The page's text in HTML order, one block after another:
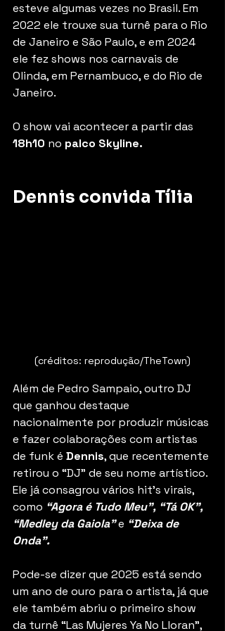
esteve algumas vezes no Brasil. Em
2022 ele trouxe sua turnê para o Rio
de Janeiro e São Paulo, e em 2024
ele fez shows nos carnavais de
Olinda, em Pernambuco, e do Rio de
Janeiro.
O show vai acontecer a partir das
18h10 no palco Skyline.
Dennis convida Tília
(créditos: reprodução/TheTown)
Além de Pedro Sampaio, outro DJ
que ganhou destaque
nacionalmente por produzir músicas
e fazer colaborações com artistas
de funk é Dennis, que recentemente
retirou o “DJ” de seu nome artístico.
Ele já consagrou vários hit’s virais,
como “Agora é Tudo Meu”, “Tá OK”,
“Medley da Gaiola” e “Deixa de
Onda”.
Pode-se dizer que 2025 está sendo
um ano de ouro para o artista, já que
ele também abriu o primeiro show
da turnê “Las Mujeres Ya No Lloran”,